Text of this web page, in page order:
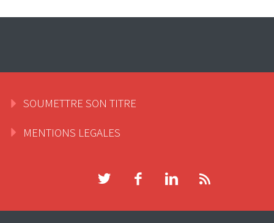
SOUMETTRE SON TITRE
MENTIONS LEGALES